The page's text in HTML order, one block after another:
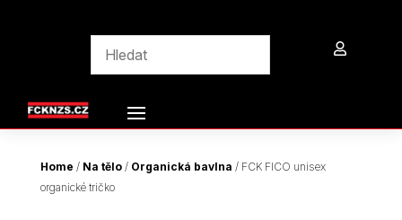

Home / Na tělo/ Organická bavlna / FCK FICO unisex
organické tričko